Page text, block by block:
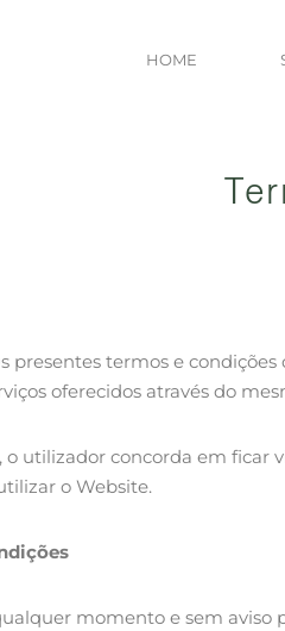
HOME
presentes termos e
oferecidos através do
utilizador concorda em ficar
o Website.
momento e sem aviso